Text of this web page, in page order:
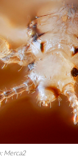
Merca2